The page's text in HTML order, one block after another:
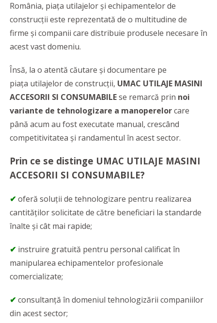
România, piața utilajelor și echipamentelor de
construcții este reprezentată de o multitudine de
firme și companii care distribuie produsele necesare în
acest vast domeniu.
Însă, la o atentă căutare și documentare pe
piața utilajelor de construcții, UMAC UTILAJE MASINI
ACCESORII SI CONSUMABILEse remarcă prin noi
variante de tehnologizare a manoperelorcare
până acum au fost executate manual, crescând
competitivitatea și randamentul în acest sector.
Prin ce se distinge UMAC UTILAJE MASINI
ACCESORII SI CONSUMABILE?
✔ oferă soluții de tehnologizare pentru realizarea
cantităților solicitate de către beneficiari la standarde
înalte și cât mai rapide;
✔ instruire gratuită pentru personal calificat în
manipularea echipamentelor profesionale
comercializate;
✔ consultanță în domeniul tehnologizării companiilor
din acest sector;